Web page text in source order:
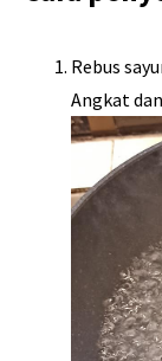
Rebus
Angkat